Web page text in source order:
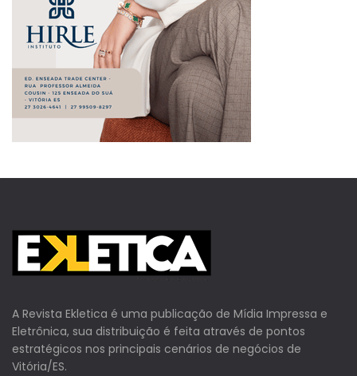
A Revista Ekletica é uma publicação de Mídia Impressa e
Eletrônica, sua distribuição é feita através de pontos
estratégicos nos principais cenários de negócios de
Vitória/ES.